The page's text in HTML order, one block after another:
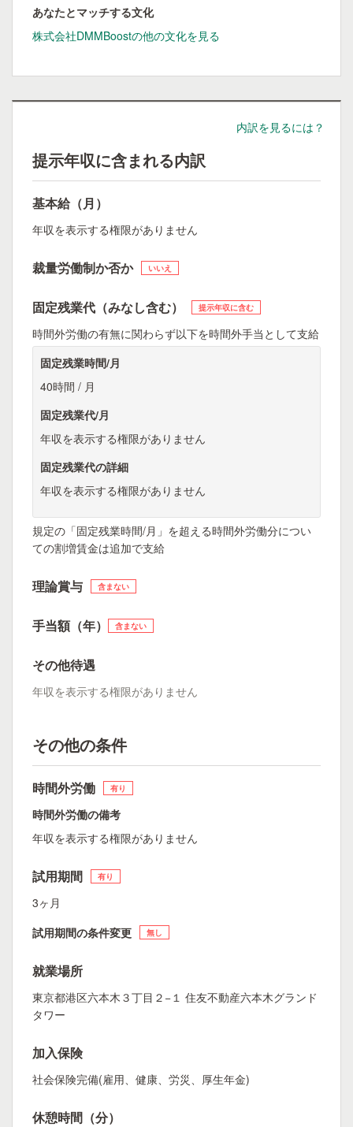
あなたとマッチする文化
株式会社DMMBoostの他の文化を見る
内訳を見るには？
提示年収に含まれる内訳
基本給（月）
年収を表示する権限がありません
裁量労働制か否か いいえ
固定残業代（みなし含む） 提示年収に含む
時間外労働の有無に関わらず以下を時間外手当として支給
固定残業時間/月
40時間 / 月
固定残業代/月
年収を表示する権限がありません
固定残業代の詳細
年収を表示する権限がありません
規定の「固定残業時間/月」を超える時間外労働分につい
ての割増賃金は追加で支給
理論賞与 含まない
手当額（年） 含まない
その他待遇
年収を表示する権限がありません
その他の条件
時間外労働 有り
時間外労働の備考
年収を表示する権限がありません
試用期間 有り
3ヶ月
試用期間の条件変更
無し
就業場所
東京都港区六本木３丁目２−１ 住友不動産六本木グランド
タワー
加入保険
社会保険完備(雇用、健康、労災、厚生年金)
休憩時間（分）